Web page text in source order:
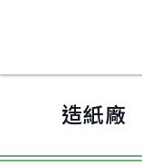
造紙廠